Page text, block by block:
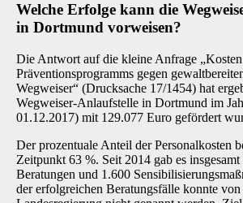
Welche Erfolge kann die
in Dortmund vorweisen?
Die Antwort auf die kleine Anfrage
Präventionsprogramms gegen
Wegweiser“ (Drucksache 17/1454) hat
Wegweiser-Anlaufstelle in Dortmund im
01.12.2017) mit 129.077 Euro gefördert
Der prozentuale Anteil der Personalkosten
Zeitpunkt 63 %. Seit 2014 gab es
Beratungen und 1.600
der erfolgreichen Beratungsfälle konnte von